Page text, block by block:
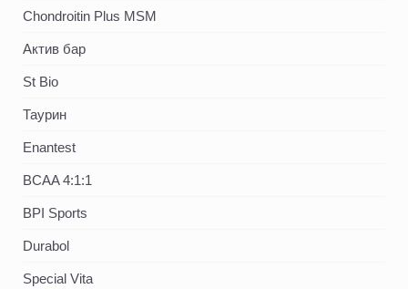
Chondroitin Plus MSM
Актив бар
St Bio
Таурин
Enantest
BCAA 4:1:1
BPI Sports
Durabol
Special Vita